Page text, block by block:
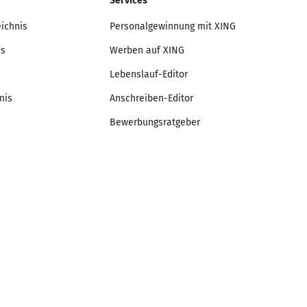
Personalgewinnung mit XING
Werben auf XING
Lebenslauf-Editor
Anschreiben-Editor
Bewerbungsratgeber